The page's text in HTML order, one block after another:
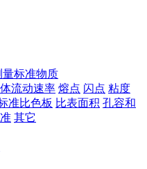
标准物质
流动速率 熔点 闪点 粘度
准比色板 比表面积 孔容和
其它